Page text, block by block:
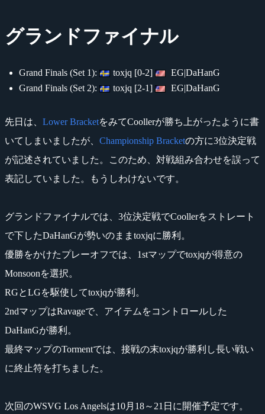
グランドファイナル
Grand Finals (Set 1): toxjq [0-2]
EG|DaHanG
Grand Finals (Set 2):
toxjq [2-1] EG|DaHanG
先日は、 Lower BracketをみてCoollerが勝ち上がったように書
いてしまいましたが、 Championship Bracketの方に3位決定戦
が記述されていました。このため、対戦組み合わせを誤って
表記していました。もうしわけないです。
グランドファイナルでは、3位決定戦でCoollerをストレート
で下したDaHanGが勢いのままtoxjqに勝利。
優勝をかけたプレーオフでは、1stマップでtoxjqが得意の
Monsoonを選択。
RGとLGを駆使してtoxjqが勝利。
2ndマップはRavageで、アイテムをコントロールした
DaHanGが勝利。
最終マップのTormentでは、接戦の末toxjqが勝利し長い戦い
に終止符を打ちました。
次回のWSVG Los Angelsは10月18～21日に開催予定です。